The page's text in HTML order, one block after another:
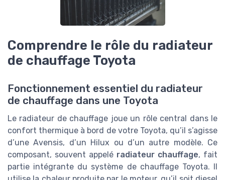
Comprendre le rôle du radiateur
de chauffage Toyota
Fonctionnement essentiel du radiateur
de chauffage dans une Toyota
Le radiateur de chauffage joue un rôle central dans le
confort thermique à bord de votre Toyota, qu’il s’agisse
d’une Avensis, d’un Hilux ou d’un autre modèle. Ce
composant, souvent appelé radiateur chauffage, fait
partie intégrante du système de chauffage Toyota. Il